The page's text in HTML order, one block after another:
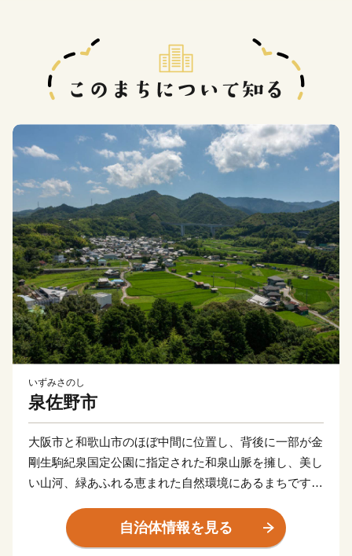
いずみさのし
泉佐野市
大阪市と和歌山市のほぼ中間に位置し、背後に一部が金
剛生駒紀泉国定公園に指定された和泉山脈を擁し、美し
い山河、緑あふれる恵まれた自然環境にあるまちです。
たが、関西国際空港の開港などに伴う人口の増加ととも
に、商業・サービス業が盛んになっています。
自治体情報を見る